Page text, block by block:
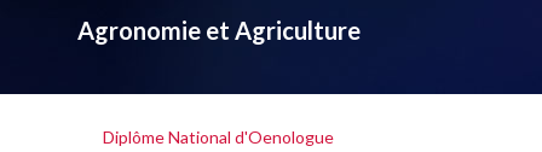
Agronomie et Agriculture
Diplôme National d'Oenologue